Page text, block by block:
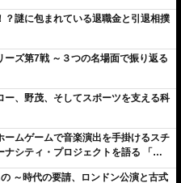
？謎に包まれている退職金と引退相撲
ズ第7戦 ～３つの名場面で振り返る
ー、野茂、そしてスポーツを支える科
ームゲームで音楽演出を手掛けるスチ
ナシティ・プロジェクトを語る 「楽
は、ずっと成長曲線だから」
～時代の要請、ロンドン公演と古式